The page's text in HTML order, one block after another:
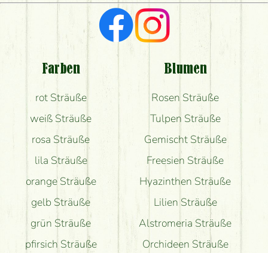
Ich suche rote Rosen, hast du welche?
Welche Rückmeldungen bekomme ich zum
Blumenversand?
Bekomme ich wirklich, was auf dem Bild zu sehen
Farben
rot Sträuße
weiß Sträuße
rosa Sträuße
lila Sträuße
orange Sträuße
gelb Sträuße
grün Sträuße
pfirsich Sträuße
Blumen
Rosen Sträuße
Tulpen Sträuße
Gemischt Sträuße
Freesien Sträuße
Hyazinthen Sträuße
Lilien Sträuße
Alstromeria Sträuße
Orchideen Sträuße